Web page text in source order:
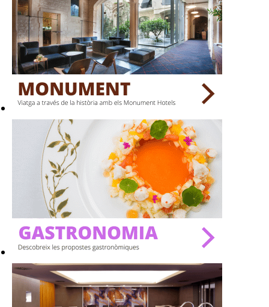
HOTELS
TERRASSES
BARS
SPAS
RESTAURANTS
SALES
Activitats
On?